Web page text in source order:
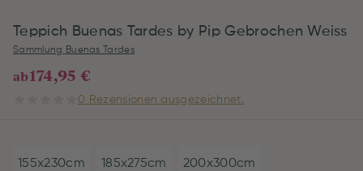
Teppich Buenas Tardes by Pip Gebrochen Weiss
Sammlung Buenas Tardes
ab174,95 €
0 Rezensionen ausgezeichnet.
155x230cm 185x275cm 200x300cm